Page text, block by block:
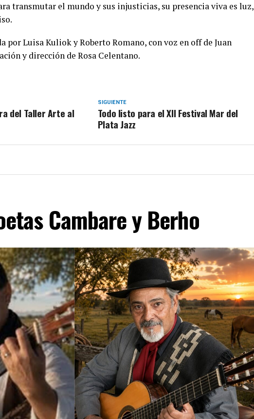
transmutar el mundo y sus injusticias, su presencia viva es luz,
por Luisa Kuliok y Roberto Romano, con voz en off de Juan
y dirección de Rosa Celentano.
SIGUIENTE
Todo listo para el XII Festival Mar del
Plata Jazz
del Taller Arte al
Cambare y Berho